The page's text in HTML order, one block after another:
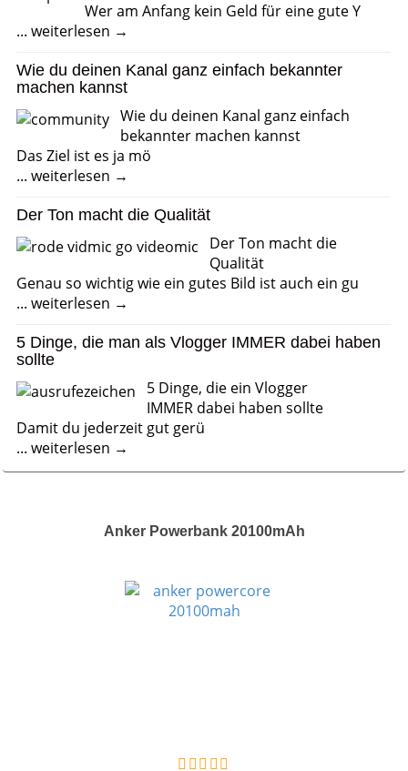
Wer am Anfang kein Geld für eine gute Y
... weiterlesen →
Wie du deinen Kanal ganz einfach bekannter
machen kannst
Wie du deinen Kanal ganz einfach
bekannter machen kannst
Das Ziel ist es ja mö
... weiterlesen →
Der Ton macht die Qualität
Der Ton macht die
Qualität
Genau so wichtig wie ein gutes Bild ist auch ein gu
... weiterlesen →
5 Dinge, die man als Vlogger IMMER dabei haben
sollte
5 Dinge, die ein Vlogger
IMMER dabei haben sollte
Damit du jederzeit gut gerü
... weiterlesen →
Anker Powerbank 20100mAh